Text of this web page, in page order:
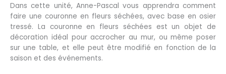
Dans cette unité, Anne-Pascal vous apprendra comment
faire une couronne en fleurs séchées, avec base en osier
tressé. La couronne en fleurs séchées est un objet de
décoration idéal pour accrocher au mur, ou même poser
sur une table, et elle peut être modifié en fonction de la
saison et des événements.